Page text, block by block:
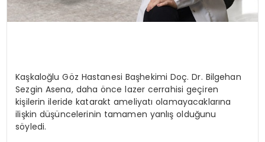
Kaşkaloğlu Göz Hastanesi Başhekimi Doç. Dr. Bilgehan
Sezgin Asena, daha önce lazer cerrahisi geçiren
kişilerin ileride katarakt ameliyatı olamayacaklarına
ilişkin düşüncelerinin tamamen yanlış olduğunu
söyledi.